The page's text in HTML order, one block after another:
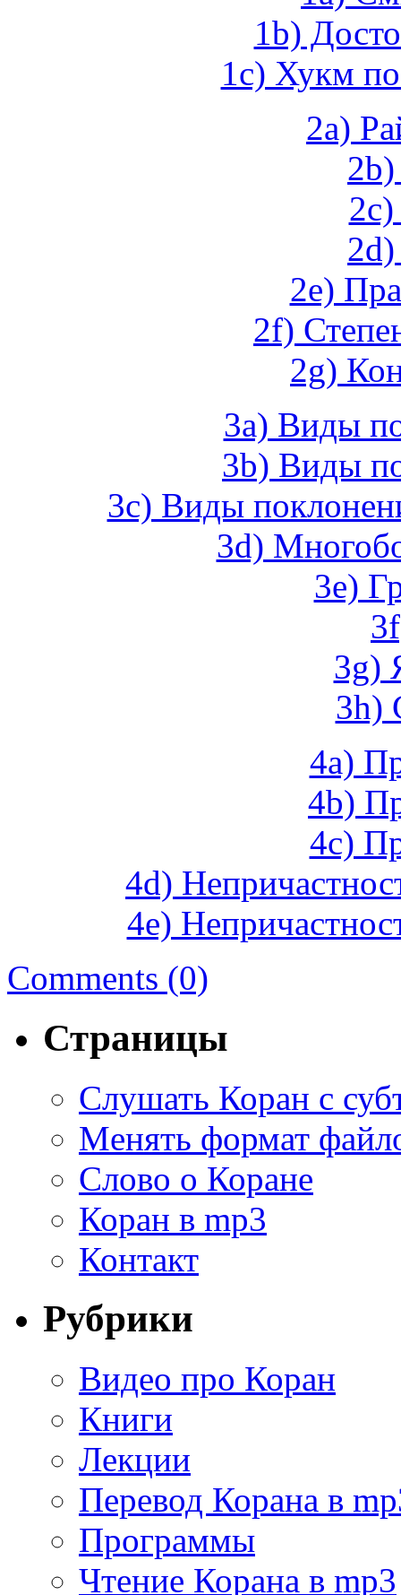
1b)
1c) Хукм
2a)
2e)
2f)
2g)
3а) Виды
3b) Виды
3c) Виды
3d)
3e)
3g)
3h)
4a)
4b)
4c)
4d)
4e)
Comments (0)
Страницы
Слушать Коран с
Mенять формат
Слово о Коране
Коран в mp3
Контакт
Рубрики
Видео про Коран
Книги
Лекции
Перевод Корана в
Программы
Чтение Корана в mp3